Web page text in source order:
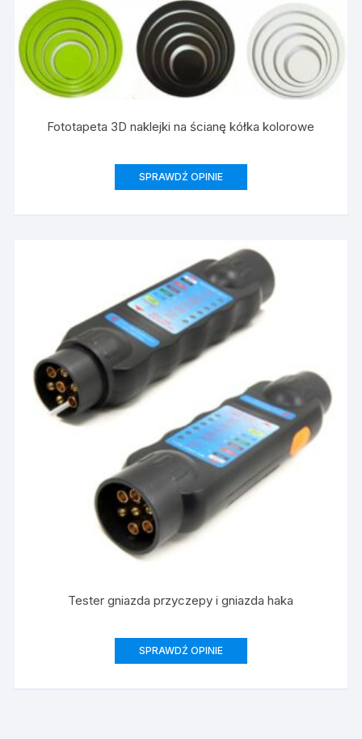
Fototapeta 3D naklejki na ścianę kółka kolorowe
SPRAWDŹ OPINIE
Tester gniazda przyczepy i gniazda haka
SPRAWDŹ OPINIE